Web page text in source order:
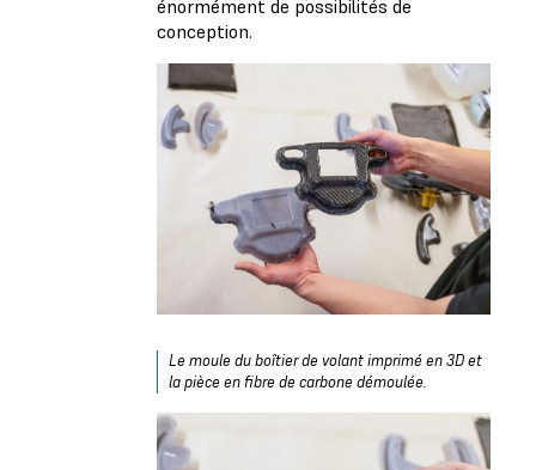
énormément de possibilités de
conception.
Le moule du boîtier de volant imprimé en 3D et
la pièce en fibre de carbone démoulée.